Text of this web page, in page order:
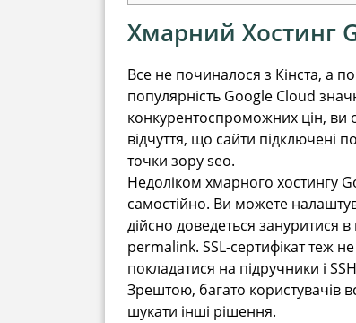
Хмарний Хостинг
Все не починалося з Кінста, а
популярність Google Cloud
конкурентоспроможних цін, ви
відчуття, що сайти
точки зору seo.
Недоліком хмарного хостингу
самостійно. Ви можете
дійсно доведеться зануритися
permalink. SSL-сертифікат теж
покладатися на підручники і
Зрештою, багато користувачів
шукати інші рішення.